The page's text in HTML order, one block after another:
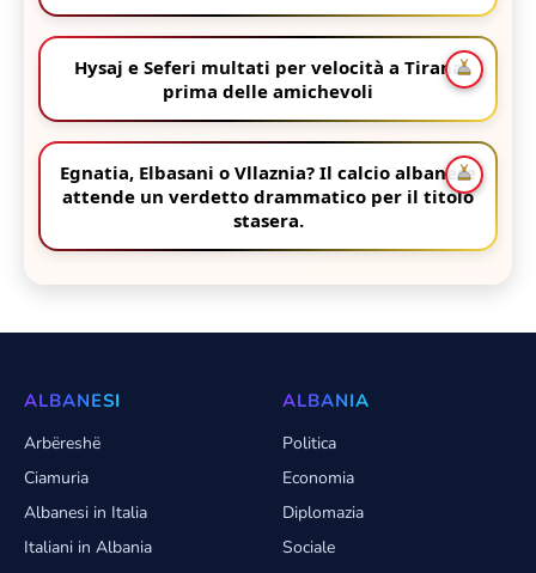
Hysaj e Seferi multati per velocità a Tirana
prima delle amichevoli
Egnatia, Elbasani o Vllaznia? Il calcio albanese
attende un verdetto drammatico per il titolo
stasera.
ALBANESI
Arbëreshë
Ciamuria
Albanesi in Italia
Italiani in Albania
ALBANIA
Politica
Economia
Diplomazia
Sociale